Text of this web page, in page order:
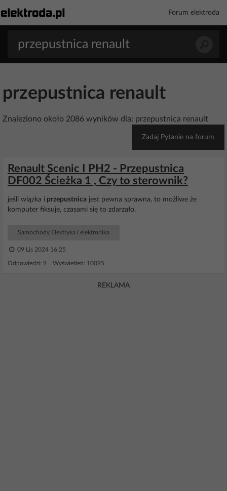
Forum elektroda
przepustnica renault
Znaleziono około 2086 wyników dla: przepustnica renault
Zadaj Pytanie na forum
Renault Scenic I PH2 - Przepustnica
DF002 Ścieżka 1 , Czy to sterownik?
jeśli wiązka i przepustnica jest pewna sprawna, to możliwe że
komputer fiksuje, czasami się to zdarzało.
Samochody Elektryka i elektronika
09 Lis 2024 16:25
Odpowiedzi: 9 Wyświetleń: 10095
REKLAMA